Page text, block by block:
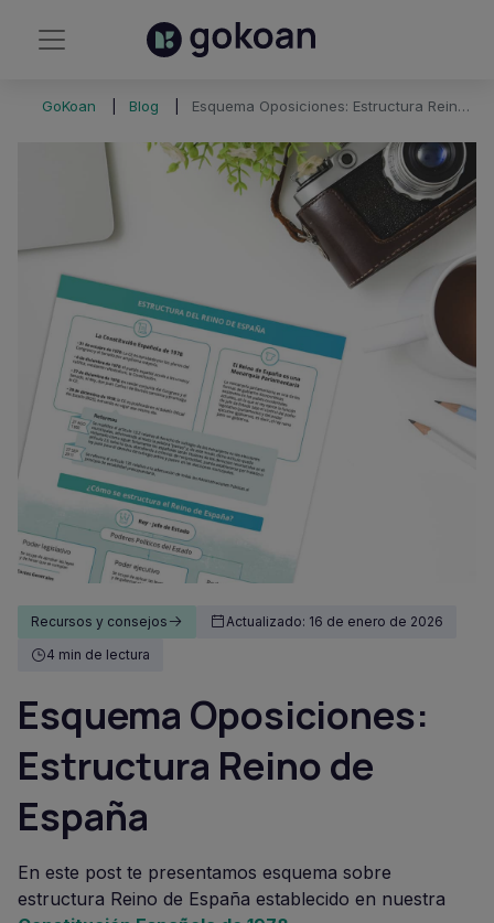
GoKoan Blog Esquema Oposiciones: Estructura Reino de España
Recursos y consejos
Actualizado: 16 de enero de 2026
4 min de lectura
Esquema Oposiciones:
Estructura Reino de
España
En este post te presentamos esquema sobre
estructura Reino de España establecido en nuestra